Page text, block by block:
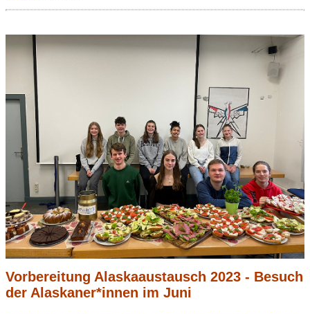
Vorbereitung Alaskaaustausch 2023 - Besuch
der Alaskaner*innen im Juni